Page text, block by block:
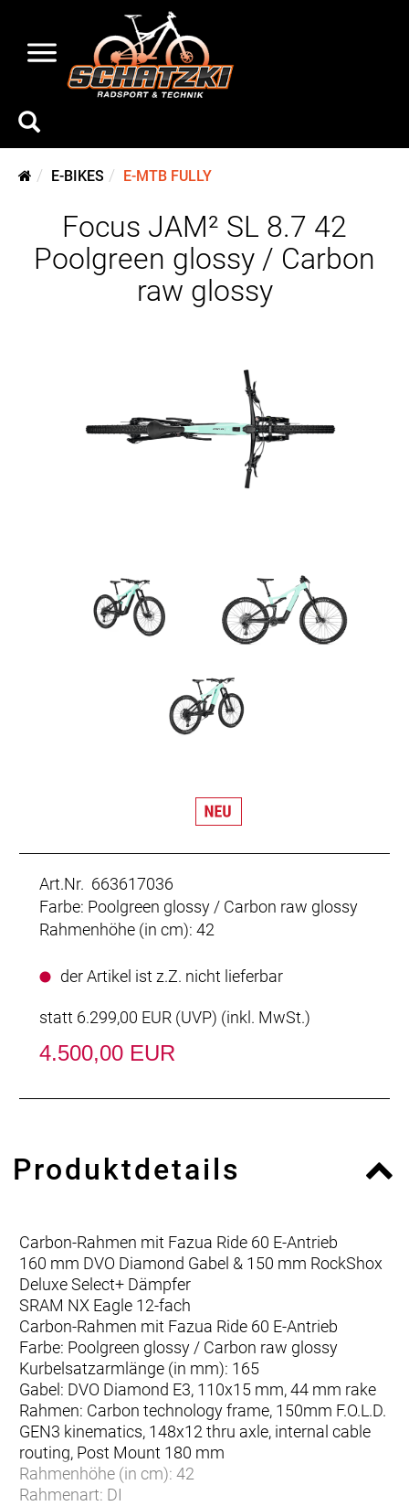
E-BIKES E-MTB FULLY
Focus JAM² SL 8.7 42
Poolgreen glossy / Carbon
raw glossy
Art.Nr. 663617036
Farbe: Poolgreen glossy / Carbon raw glossy
Rahmenhöhe (in cm): 42
der Artikel ist z.Z. nicht lieferbar
statt 6.299,00 EUR (UVP) (inkl. MwSt.)
4.500,00 EUR
Produktdetails
Carbon-Rahmen mit Fazua Ride 60 E-Antrieb
160 mm DVO Diamond Gabel & 150 mm RockShox
Deluxe Select+ Dämpfer
SRAM NX Eagle 12-fach
Carbon-Rahmen mit Fazua Ride 60 E-Antrieb
Farbe: Poolgreen glossy / Carbon raw glossy
Kurbelsatzarmlänge (in mm): 165
Gabel: DVO Diamond E3, 110x15 mm, 44 mm rake
Rahmen: Carbon technology frame, 150mm F.O.L.D.
GEN3 kinematics, 148x12 thru axle, internal cable
routing, Post Mount 180 mm
Rahmenhöhe (in cm): 42
Rahmenart: DI